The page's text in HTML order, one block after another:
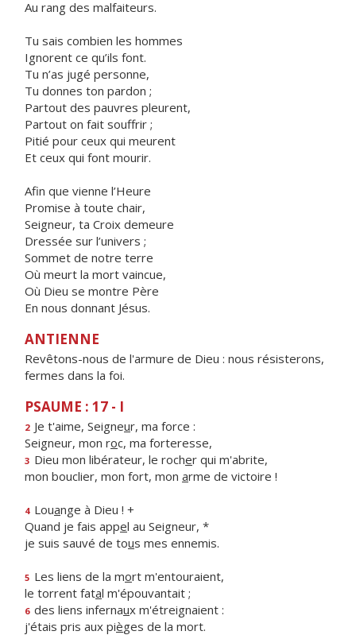
Au rang des malfaiteurs.
Tu sais combien les hommes
Ignorent ce qu’ils font.
Tu n’as jugé personne,
Tu donnes ton pardon ;
Partout des pauvres pleurent,
Partout on fait souffrir ;
Pitié pour ceux qui meurent
Et ceux qui font mourir.
Afin que vienne l’Heure
Promise à toute chair,
Seigneur, ta Croix demeure
Dressée sur l’univers ;
Sommet de notre terre
Où meurt la mort vaincue,
Où Dieu se montre Père
En nous donnant Jésus.
ANTIENNE
Revêtons-nous de l'armure de Dieu : nous résisterons,
fermes dans la foi.
PSAUME : 17 - I
2 Je t'aime, Seigneur, ma force :
Seigneur, mon roc, ma forteresse,
3 Dieu mon libérateur, le rocher qui m'abrite,
mon bouclier, mon fort, mon arme de victoire !
4 Louange à Dieu ! +
Quand je fais appel au Seigneur, *
je suis sauvé de tous mes ennemis.
5 Les liens de la mort m'entouraient,
le torrent fatal m'épouvantait ;
6 des liens infernaux m'étreignaient :
j'étais pris aux pièges de la mort.